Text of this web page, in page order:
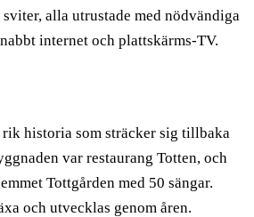
alla utrustade med nödvändiga
internet och plattskärms-TV.
historia som sträcker sig tillbaka
var restaurang Totten, och
Tottgården med 50 sängar.
och utvecklas genom åren.